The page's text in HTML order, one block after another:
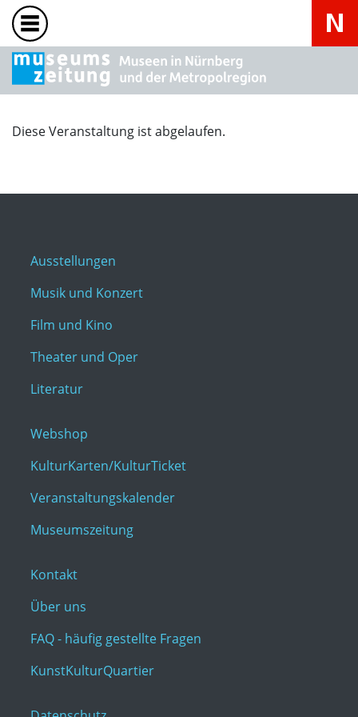
Diese Veranstaltung ist abgelaufen.
Ausstellungen
Musik und Konzert
Film und Kino
Theater und Oper
Literatur
Webshop
KulturKarten/KulturTicket
Veranstaltungskalender
Museumszeitung
Kontakt
Über uns
FAQ - häufig gestellte Fragen
KunstKulturQuartier